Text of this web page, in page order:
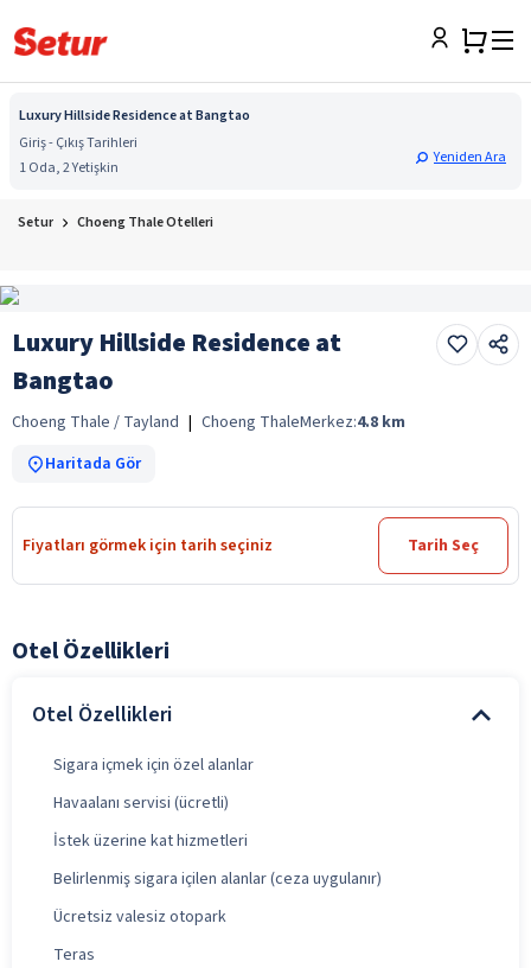
Luxury Hillside Residence at Bangtao
Giriş - Çıkış Tarihleri
1 Oda, 2 Yetişkin
Yeniden Ara
Setur Choeng Thale Otelleri
Luxury Hillside Residence at
Bangtao
Choeng Thale / Tayland | Choeng ThaleMerkez:4.8 km
Haritada Gör
Fiyatları görmek için tarih seçiniz Tarih Seç
Otel Özellikleri
Otel Özellikleri
Sigara içmek için özel alanlar
Havaalanı servisi (ücretli)
İstek üzerine kat hizmetleri
Belirlenmiş sigara içilen alanlar (ceza uygulanır)
Ücretsiz valesiz otopark
Teras